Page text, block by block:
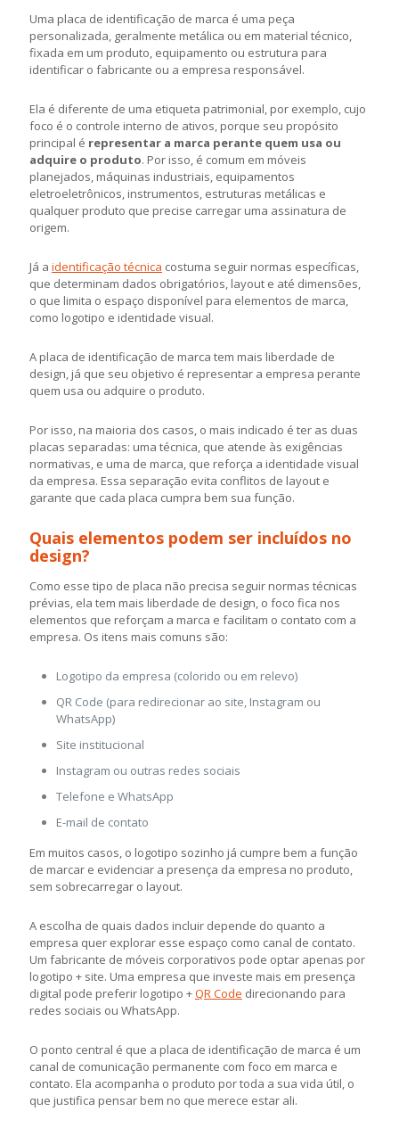
Uma placa de identificação de marca é uma peça
personalizada, geralmente metálica ou em material técnico,
fixada em um produto, equipamento ou estrutura para
identificar o fabricante ou a empresa responsável.
Ela é diferente de uma etiqueta patrimonial, por exemplo, cujo
foco é o controle interno de ativos, porque seu propósito
principal é representar a marca perante quem usa ou
adquire o produto. Por isso, é comum em móveis
planejados, máquinas industriais, equipamentos
eletroeletrônicos, instrumentos, estruturas metálicas e
qualquer produto que precise carregar uma assinatura de
origem.
Já a identificação técnica costuma seguir normas específicas,
que determinam dados obrigatórios, layout e até dimensões,
o que limita o espaço disponível para elementos de marca,
como logotipo e identidade visual.
A placa de identificação de marca tem mais liberdade de
design, já que seu objetivo é representar a empresa perante
quem usa ou adquire o produto.
Por isso, na maioria dos casos, o mais indicado é ter as duas
placas separadas: uma técnica, que atende às exigências
normativas, e uma de marca, que reforça a identidade visual
da empresa. Essa separação evita conflitos de layout e
garante que cada placa cumpra bem sua função.
Quais elementos podem ser incluídos no
design?
Como esse tipo de placa não precisa seguir normas técnicas
prévias, ela tem mais liberdade de design, o foco fica nos
elementos que reforçam a marca e facilitam o contato com a
empresa. Os itens mais comuns são:
Logotipo da empresa (colorido ou em relevo)
QR Code (para redirecionar ao site, Instagram ou
WhatsApp)
Site institucional
Instagram ou outras redes sociais
Telefone e WhatsApp
E-mail de contato
Em muitos casos, o logotipo sozinho já cumpre bem a função
de marcar e evidenciar a presença da empresa no produto,
sem sobrecarregar o layout.
A escolha de quais dados incluir depende do quanto a
empresa quer explorar esse espaço como canal de contato.
Um fabricante de móveis corporativos pode optar apenas por
logotipo + site. Uma empresa que investe mais em presença
digital pode preferir logotipo +QR Code direcionando para
redes sociais ou WhatsApp.
O ponto central é que a placa de identificação de marca é um
canal de comunicação permanente com foco em marca e
contato. Ela acompanha o produto por toda a sua vida útil, o
que justifica pensar bem no que merece estar ali.